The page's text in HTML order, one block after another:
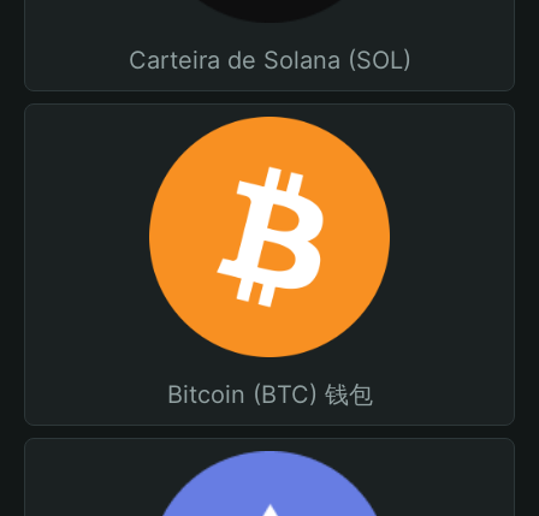
Carteira de Solana (SOL)
Bitcoin (BTC) 钱包